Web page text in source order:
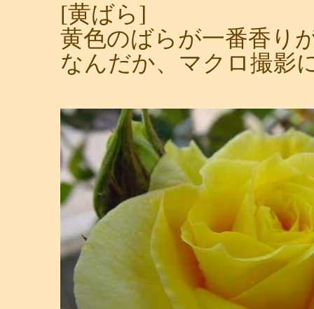
[黄ばら]
黄色のばらが一番香り
なんだか、マクロ撮影